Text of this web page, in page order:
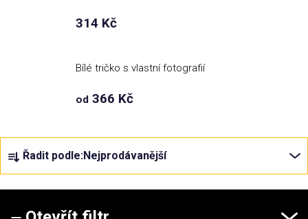
Oblečení
314 Kč
Bílé tričko s vlastní fotografií
od 366 Kč
z
Řadit podle:Nejprodávanější